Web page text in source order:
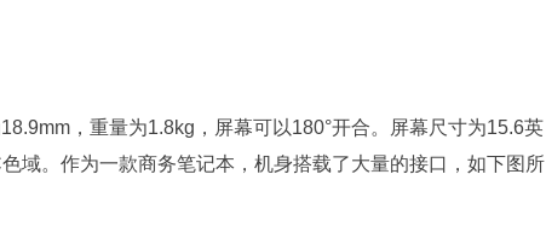
，重量为1.8kg，屏幕可以180°开合。屏幕尺寸为15.6英
域。作为一款商务笔记本，机身搭载了大量的接口，如下图所